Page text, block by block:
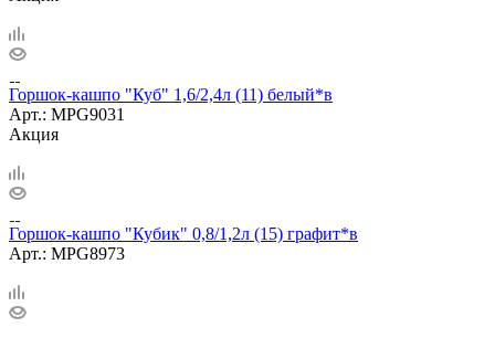
Горшок-кашпо "Куб" 1,6/2,4л (11) белый*в
Арт.: MPG9031
Акция
Горшок-кашпо "Кубик" 0,8/1,2л (15) графит*в
Арт.: MPG8973